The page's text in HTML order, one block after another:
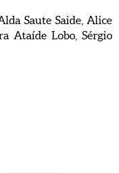
Saute Saide, Alice
Ataíde Lobo, Sérgio